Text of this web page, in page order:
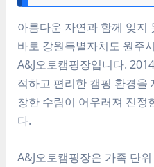
아름다운 자연과 함께 잊지
바로 강원특별자치도 원주
A&J오토캠핑장입니다.
적하고 편리한 캠핑 환경을
창한 수림이 어우러져 진정
다.
A&J오토캠핑장은 가족 단